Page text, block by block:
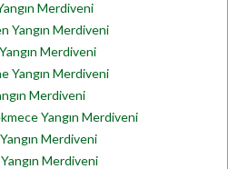
Merdiveni
Yangın Merdiveni
Merdiveni
Yangın Merdiveni
Merdiveni
Yangın Merdiveni
Merdiveni
Merdiveni